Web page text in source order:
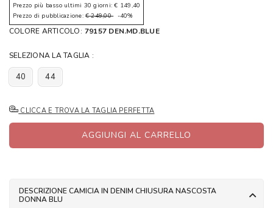
Prezzo più basso ultimi 30 giorni: € 149,40
Prezzo di pubblicazione: € 249,00-40%
COLORE ARTICOLO: 79157 DEN.MD.BLUE
SELEZIONA LA TAGLIA :
40 44
CLICCA E TROVA LA TAGLIA PERFETTA
AGGIUNGI AL CARRELLO
DESCRIZIONE CAMICIA IN DENIM CHIUSURA NASCOSTA
DONNA BLU